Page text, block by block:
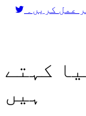
عمل کریں۔
کہتے
ہیں